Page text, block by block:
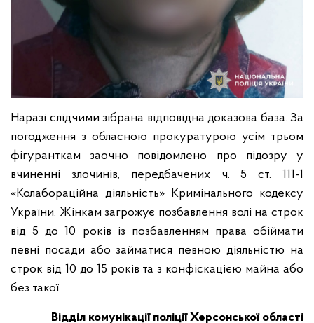
Наразі слідчими зібрана відповідна доказова база. За
погодження з обласною прокуратурою усім трьом
фігуранткам заочно повідомлено про підозру у
вчиненні злочинів, передбачених ч. 5 ст. 111-1
«Колабораційна діяльність» Кримінального кодексу
України. Жінкам загрожує позбавлення волі на строк
від 5 до 10 років із позбавленням права обіймати
певні посади або займатися певною діяльністю на
строк від 10 до 15 років та з конфіскацією майна або
без такої.
Відділ комунікації поліції Херсонської області